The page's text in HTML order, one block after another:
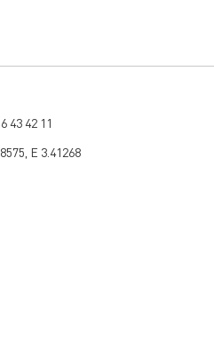
43 42 11
E 3.41268